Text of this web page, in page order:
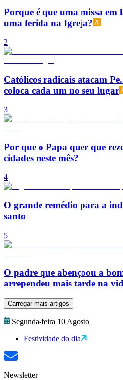
Porque é que uma missa
uma ferida na Igreja?
2
Católicos radicais atacam
coloca cada um no seu lugar
3
Por que o Papa quer que
cidades neste mês?
4
O grande remédio para a
santo
5
O padre que abençoou a
arrependeu mais tarde na
Carregar mais artigos
Segunda-feira 10 Agosto
Festividade do dia
Newsletter